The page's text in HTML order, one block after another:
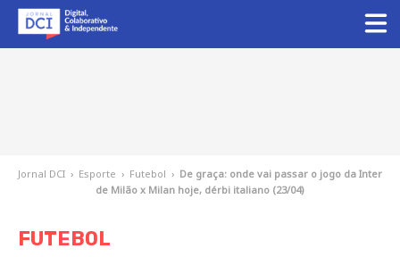
Jornal DCI › Esporte › Futebol › De graça: onde vai passar o jogo da Inter
de Milão x Milan hoje, dérbi italiano (23/04)
FUTEBOL